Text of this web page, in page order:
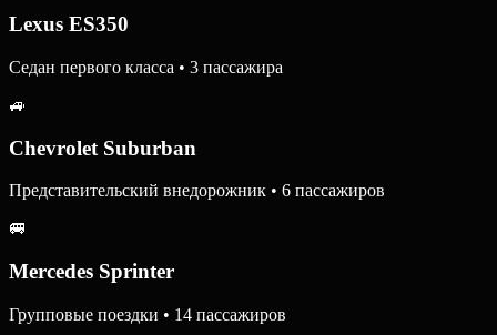
Lexus ES350
Седан первого класса • 3 пассажира
🚙
Chevrolet Suburban
Представительский внедорожник • 6 пассажиров
🚐
Mercedes Sprinter
Групповые поездки • 14 пассажиров